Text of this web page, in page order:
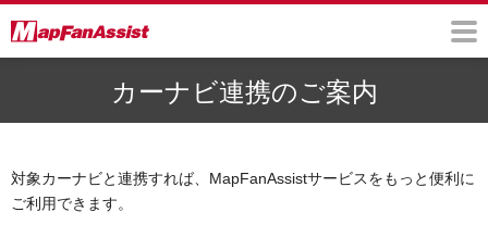
カーナビ連携のご案内
対象カーナビと連携すれば、MapFanAssistサービスをもっと便利に
ご利用できます。